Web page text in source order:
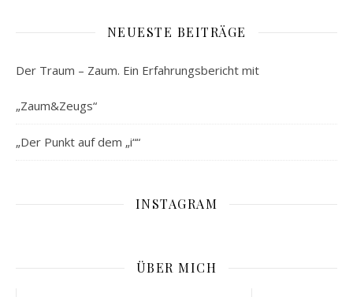
NEUESTE BEITRÄGE
Der Traum – Zaum. Ein Erfahrungsbericht mit
„Zaum&Zeugs“
„Der Punkt auf dem „i““
INSTAGRAM
ÜBER MICH